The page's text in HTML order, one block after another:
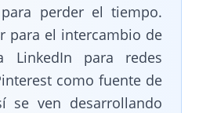
perder el tiempo.
para el intercambio de
LinkedIn para redes
como fuente de
se ven desarrollando